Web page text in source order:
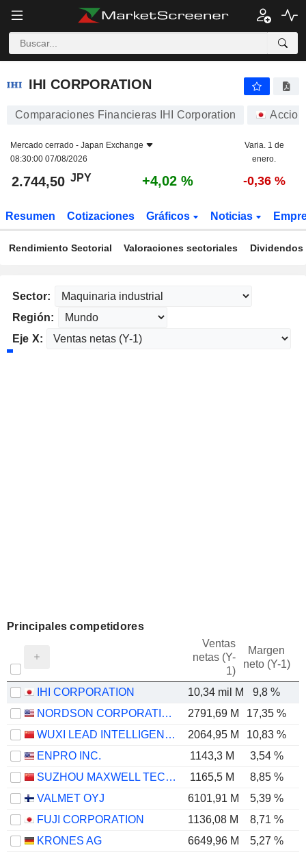
IHI CORPORATION
IHI CORPORATION
Comparaciones Financieras IHI Corporation
Mercado cerrado - Japan Exchange
08:30:00 07/08/2026
Varia. 1 de
enero.
2.744,50 JPY +4,02 % -0,36 %
Resumen Cotizaciones Gráficos Noticias
Rendimiento Sectorial Valoraciones sectoriales
Sector:
Región:
Eje X:
Principales competidores
Ventas
netas (Y-
1)
Margen
neto (Y-1)
IHI CORPORATION 10,34 mil M 9,8 %
NORDSON CORPORATION
2791,69 M 17,35 %
WUXI LEAD INTELLIGENT EQUIPMENT CO.,LTD.
2064,95 M 10,83 %
ENPRO INC.
1143,3 M 3,54 %
SUZHOU MAXWELL TECHNOLOGIES CO., LTD.
1165,5 M 8,85 %
VALMET OYJ
6101,91 M 5,39 %
FUJI CORPORATION
1136,08 M 8,71 %
KRONES AG
6649,96 M 5,27 %